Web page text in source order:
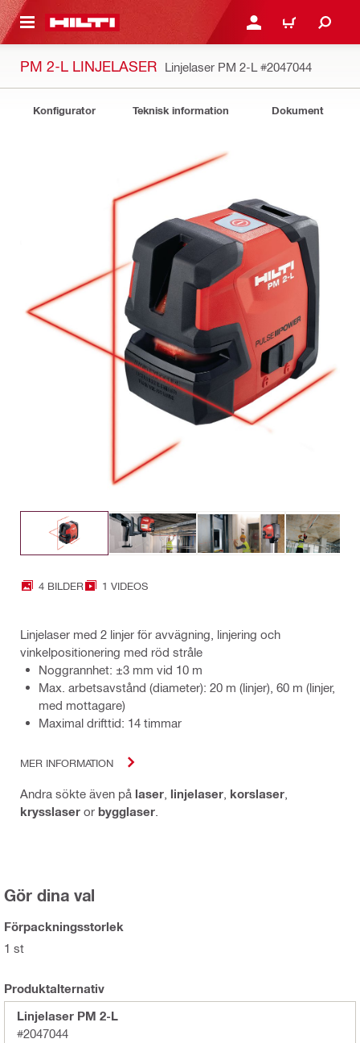
GÅ TILL HUVUDSIDAN LOGGA IN ELLER
VARUKORG
PM 2-L LINJELASER Linjelaser PM 2-L #2047044
Konfigurator Teknisk information Dokument
4 BILDER 1 VIDEOS
Linjelaser med 2 linjer för avvägning, linjering och
vinkelpositionering med röd stråle
Noggrannhet: ±3 mm vid 10 m
Max. arbetsavstånd (diameter): 20 m (linjer), 60 m (linjer,
med mottagare)
Maximal drifttid: 14 timmar
MER INFORMATION
Andra sökte även på laser linjelaser korslaser
krysslaser or bygglaser
Gör dina val
Förpackningsstorlek
1 st
Produktalternativ
Linjelaser PM 2-L
#2047044